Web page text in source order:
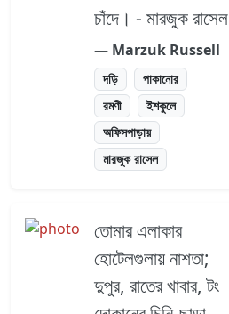
চাঁদে। - মারজুক রাসেল
― Marzuk Russell
দড়ি
পাকানোর
রমণী
ইশকুলে
অফিসপাড়ায়
মারজুক রাসেল
তোমার এলাকার
হোটেলগুলায় নাশতা;
দুপুর, রাতের খাবার, টং